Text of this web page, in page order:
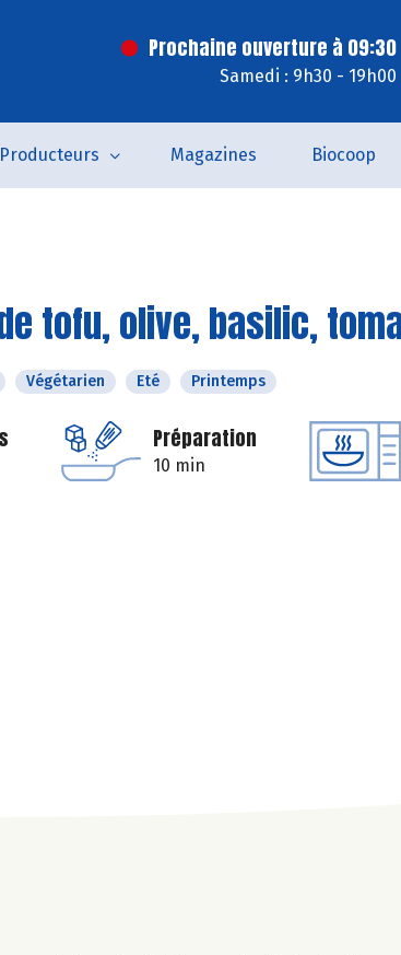
Prochaine ouverture à 09:30
Samedi : 9h30 - 19h00
Producteurs Magazines Biocoop
tofu, olive, basilic,
Végétarien Eté Printemps
Préparation
10 min